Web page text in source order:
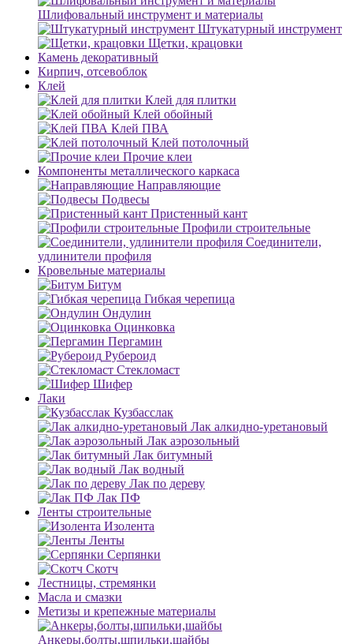
Шлифовальный инструмент и материалы
Штукатурный инструмент
Щетки, крацовки
Камень декоративный
Кирпич, отсевоблок
Клей
Клей для плитки
Клей обойный
Клей ПВА
Клей потолочный
Прочие клеи
Компоненты металлического каркаса
Направляющие
Подвесы
Пристенный кант
Профили строительные
Соединители,
удлинители профиля
Кровельные материалы
Битум
Гибкая черепица
Ондулин
Оцинковка
Пергамин
Рубероид
Стекломаст
Шифер
Лаки
Кузбасслак
Лак алкидно-уретановый
Лак аэрозольный
Лак битумный
Лак водный
Лак по дереву
Лак ПФ
Ленты строительные
Изолента
Ленты
Серпянки
Скотч
Лестницы, стремянки
Масла и смазки
Метизы и крепежные материалы
Анкеры,болты,шпильки,шайбы